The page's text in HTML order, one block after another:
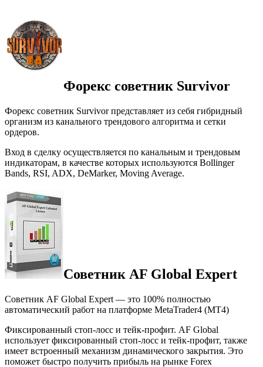
Форекс советник Survivor
Форекс советник Survivor представляет из себя гибридный
организм из канального трендового алгоритма и сетки
ордеров.
Вход в сделку осуществляется по канальным и трендовым
индикаторам, в качестве которых используются Bollinger
Bands, RSI, ADX, DeMarker, Moving Average.
Советник AF Global Expert
Советник AF Global Expert — это 100% полностью
автоматический работ на платформе MetaTrader4 (MT4)
Фиксированный стоп-лосс и тейк-профит. AF Global
использует фиксированный стоп-лосс и тейк-профит, также
имеет встроенный механизм динамического закрытия. Это
поможет быстро получить прибыль на рынке Forex